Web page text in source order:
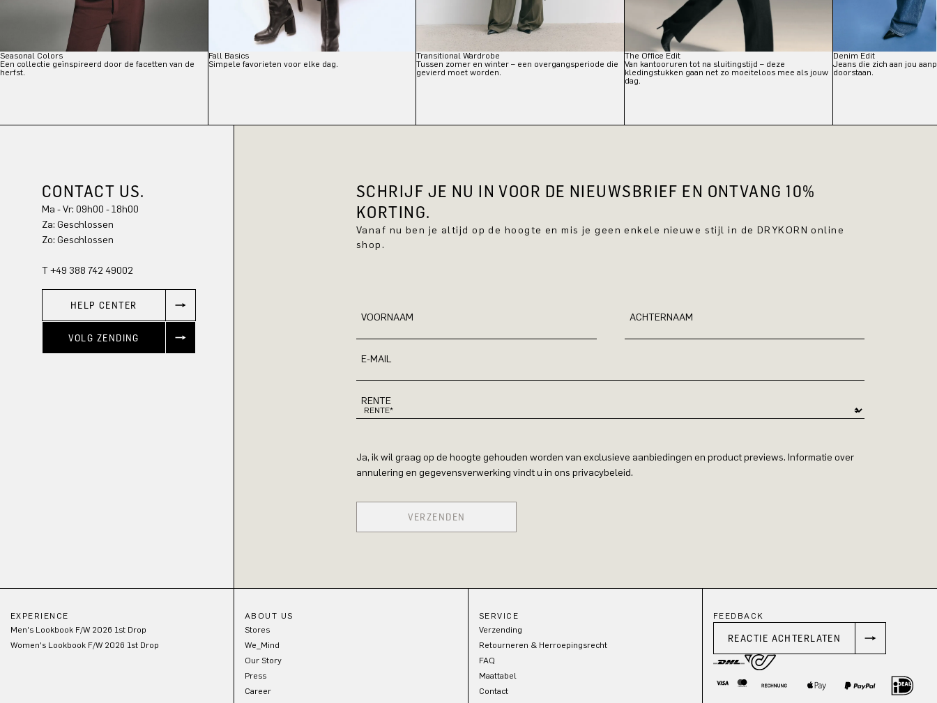
Seasonal Colors
Een collectie geïnspireerd door de facetten van de
herfst.
Fall Basics
Simpele favorieten voor elke dag.
Transitional Wardrobe
Tussen zomer en winter – een overgangsperiode die
gevierd moet worden.
The Office Edit
Van kantooruren tot na sluitingstijd – deze
kledingstukken gaan net zo moeiteloos mee als jouw
dag.
Denim Edit
Jeans die zich aan jou
doorstaan.
CONTACT US.
Ma - Vr: 09h00 - 18h00
Za: Geschlossen
Zo: Geschlossen
T +49 388 742 49002
HELP CENTER
VOLG ZENDING
SCHRIJF JE NU IN VOOR DE NIEUWSBRIEF EN ONTVANG 10%
KORTING.
Vanaf nu ben je altijd op de hoogte en mis je geen enkele nieuwe stijl in de DRYKORN online
shop.
VOORNAAM ACHTERNAAM
E-MAIL
RENTE
Ja, ik wil graag op de hoogte gehouden worden van exclusieve aanbiedingen en product previews. Informatie over
annulering en gegevensverwerking vindt u in ons privacybeleid.
VERZENDEN
EXPERIENCE
Men's Lookbook F/W 2026 1st Drop
Women's Lookbook F/W 2026 1st Drop
ABOUT US
Stores
We_Mind
Our Story
Press
Career
SERVICE
Verzending
Retourneren & Herroepingsrecht
FAQ
Maattabel
Contact
FEEDBACK
REACTIE ACHTERLATEN